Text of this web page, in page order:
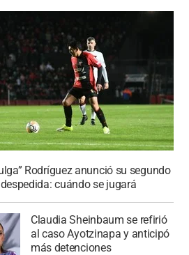
Rodríguez anunció su segundo
cuándo se jugará
Claudia Sheinbaum se refirió
al caso Ayotzinapa y anticipó
más detenciones